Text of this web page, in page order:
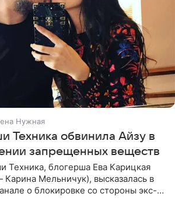
Нужная
Техника обвинила Айзу в
запрещенных веществ
Техника, блогерша Ева Карицкая
Мельничук), высказалась в
о блокировке со стороны экс-